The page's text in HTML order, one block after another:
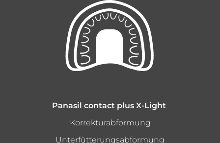
Panasil contact plus X-Light
Korrekturabformung
Unterfütterungsabformung